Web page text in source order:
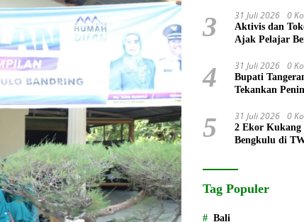
3 31 Juli 2026 0
Aktivis dan
Ajak Pelajar
4 31 Juli 2026 0
Bupati
Tekankan
5 31 Juli 2026 0
2 Ekor Kukang
Bengkulu di
Tag Populer
Bali